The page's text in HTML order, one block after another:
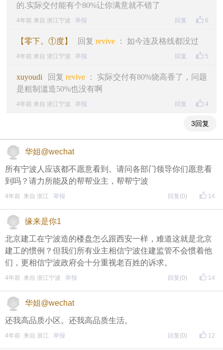
的.实际交付能有个80%让你满意就不错了
6
4年前 来自 浙江宁波 举报 回复
【零下。①度】 回复 revive ： 如今连及格线都没过
5
4年前 来自 浙江宁波 举报 回复
xuyoudi 回复 revive ： 实际交付有80%烧高香了，问题
是粗制滥造50%也没有啊
4
4年前 来自 浙江宁波 举报 回复
3回复
华姐@wechat
所有宁波人应该都不愿意看到。请问各部门领导你们愿意看
到吗？请力所能及的帮帮业主，帮帮宁波
14
4年前 来自 浙江 举报 回复 (0)
缘来是你1
北京建工在宁波造的楼盘怎么跟西安一样，难道这就是北京
建工的惯例？但我们所有业主相信宁波住建监管不会惯着他
们，更相信宁波政府会十分重视老百姓的诉求。
14
4年前 来自 浙江宁波 举报 回复 (0)
华姐@wechat
还我高品质小区。还我高品质生活。
12
4年前 来自 浙江 举报 回复 (0)